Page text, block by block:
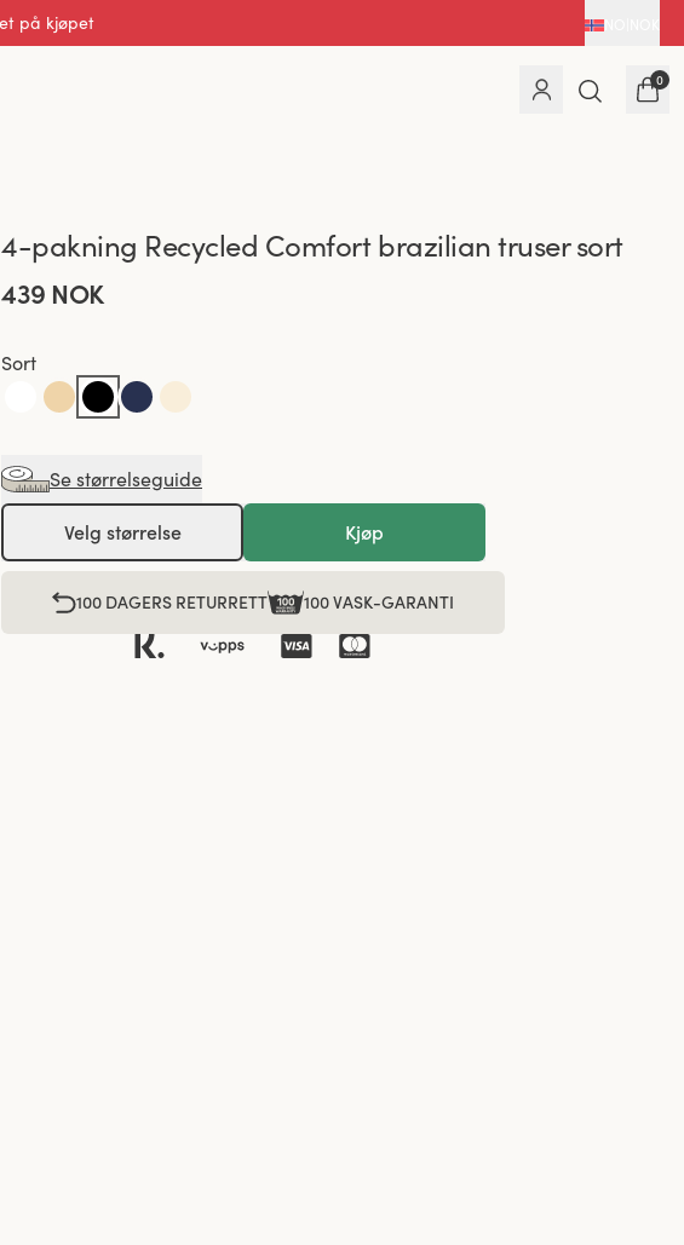
0
4-pakning Recycled Comfort brazilian truser sort
439 NOK
Sort
Se størrelseguide
Velg størrelse Kjøp
100 DAGERS RETURRETT 100 VASK-GARANTI